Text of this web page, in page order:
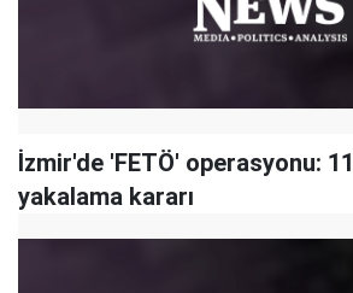
İzmir'de 'FETÖ' operasyonu:
yakalama kararı